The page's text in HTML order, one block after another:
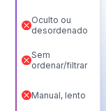
Oculto ou
desordenado
Sem
ordenar/filtrar
Manual, lento